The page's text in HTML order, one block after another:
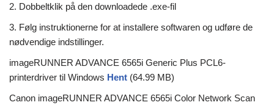
2. Dobbeltklik på den downloadede .exe-fil
3. Følg instruktionerne for at installere softwaren og udføre de
nødvendige indstillinger.
imageRUNNER ADVANCE 6565i Generic Plus PCL6-
printerdriver til Windows Hent (64.99 MB)
Canon imageRUNNER ADVANCE 6565i Color Network Scan